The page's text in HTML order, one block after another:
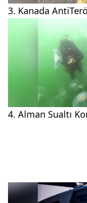
3. Kanada
4. Alman Sualtı